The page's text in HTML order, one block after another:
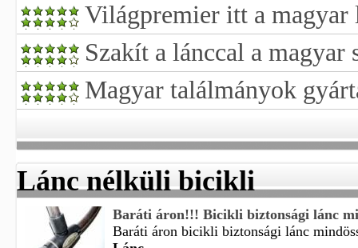
Világpremier itt a
Szakít a lánccal a magyar
Magyar találmányok
Lánc nélküli bicikli
Baráti áron!!! Bicikli biztonsági lánc
Baráti áron bicikli biztonsági lánc